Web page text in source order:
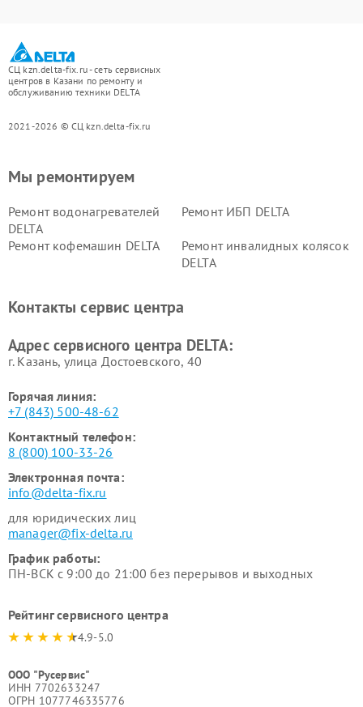
СЦ kzn.delta-fix.ru - сеть сервисных
центров в Казани по ремонту и
обслуживанию техники DELTA
2021-2026 © СЦ kzn.delta-fix.ru
Мы ремонтируем
Ремонт водонагревателей
DELTA
Ремонт ИБП DELTA
Ремонт кофемашин DELTA
Ремонт инвалидных колясок
DELTA
Контакты сервис центра
Адрес сервисного центра DELTA:
г. Казань, улица Достоевского, 40
Горячая линия:
+7 (843) 500-48-62
Контактный телефон:
8 (800) 100-33-26
Электронная почта:
info@delta-fix.ru
для юридических лиц
manager@fix-delta.ru
График работы:
ПН-ВСК с 9:00 до 21:00 без перерывов и выходных
Рейтинг сервисного центра
4.9-5.0
ООО "Русервис"
ИНН 7702633247
ОГРН 1077746335776